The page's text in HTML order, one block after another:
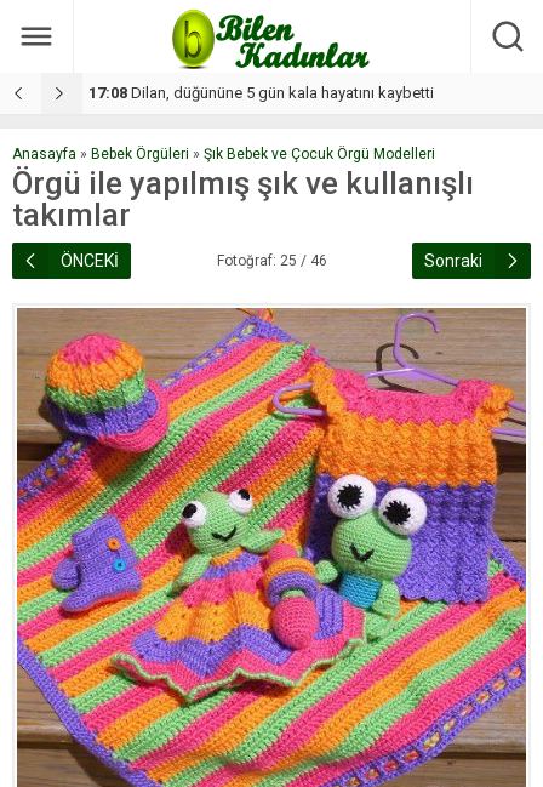
17:08 Dilan, düğününe 5 gün kala hayatını kaybetti
Anasayfa » Bebek Örgüleri » Şık Bebek ve Çocuk Örgü Modelleri
Örgü ile yapılmış şık ve kullanışlı
takımlar
ÖNCEKİ Fotoğraf: 25 / 46 Sonraki